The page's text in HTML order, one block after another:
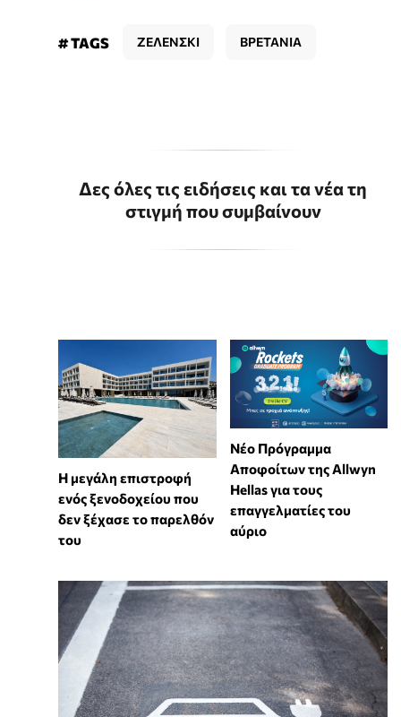
# TAGS ΖΕΛΕΝΣΚΙ ΒΡΕΤΑΝΙΑ
Δες όλες τις ειδήσεις και τα νέα τη
στιγμή που συμβαίνουν
Η μεγάλη επιστροφή
ενός ξενοδοχείου που
δεν ξέχασε το παρελθόν
του
Νέο Πρόγραμμα
Αποφοίτων της Allwyn
Hellas για τους
επαγγελματίες του
αύριο